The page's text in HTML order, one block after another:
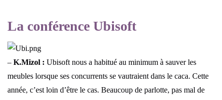
La conférence Ubisoft
– K.Mizol : Ubisoft nous a habitué au minimum à sauver les
meubles lorsque ses concurrents se vautraient dans le caca. Cette
année, c’est loin d’être le cas. Beaucoup de parlotte, pas mal de